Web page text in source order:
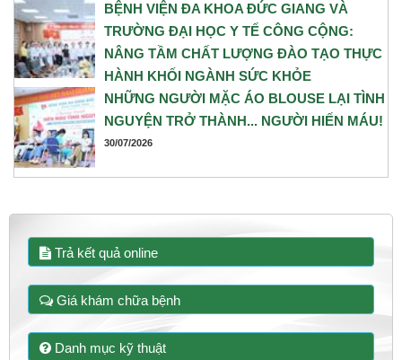
NĂM 2026
31/07/2026
BỆNH VIỆN ĐA KHOA ĐỨC GIANG VÀ
TRƯỜNG ĐẠI HỌC Y TẾ CÔNG CỘNG:
NÂNG TẦM CHẤT LƯỢNG ĐÀO TẠO THỰC
HÀNH KHỐI NGÀNH SỨC KHỎE
30/07/2026
NHỮNG NGƯỜI MẶC ÁO BLOUSE LẠI TÌNH
NGUYỆN TRỞ THÀNH... NGƯỜI HIẾN MÁU!
30/07/2026
Trả kết quả online
Giá khám chữa bệnh
Danh mục kỹ thuật